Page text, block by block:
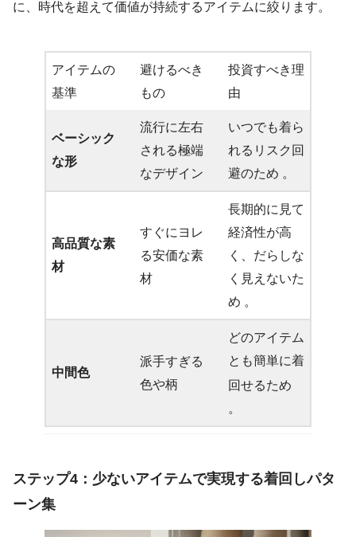
に、時代を超えて価値が持続するアイテムに絞ります。
アイテムの
基準
避けるべき
もの
投資すべき理
由
ベーシック
な形
流行に左右
される極端
なデザイン
いつでも着ら
れるリスク回
避のため 。
高品質な素
材
すぐにヨレ
る安価な素
材
長期的に見て
経済性が高
く、だらしな
く見えないた
め 。
中間色
派手すぎる
色や柄
どのアイテム
とも簡単に着
回せるため
。
ステップ4：少ないアイテムで実現する着回しパタ
ーン集